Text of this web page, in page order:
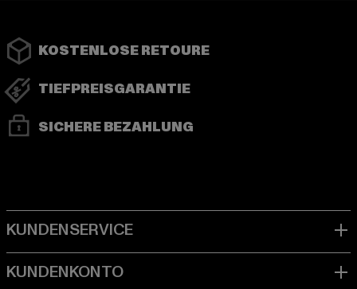
KOSTENLOSE RETOURE
TIEFPREISGARANTIE
SICHERE BEZAHLUNG